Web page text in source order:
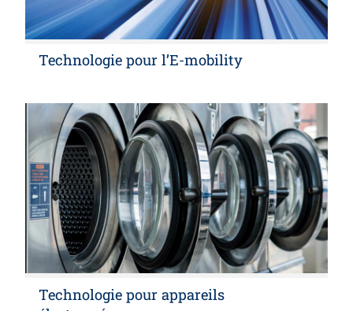
Technologie pour l’E-mobility
Technologie pour appareils